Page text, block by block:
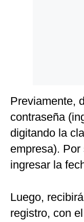
Previamente,
contraseña
digitando la
empresa).
ingresar la
Luego,
registro, con